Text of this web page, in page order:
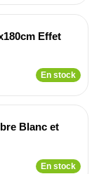
Effet
En stock
Blanc et
En stock